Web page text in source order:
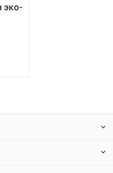
эко-